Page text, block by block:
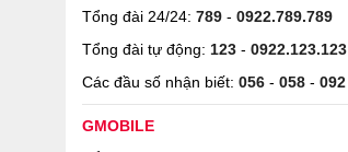
Tổng đài 24/24: 789 - 0922.789.789
Tổng đài tự động: 123 - 0922.123.123
Các đầu số nhận biết: 056 - 058 - 092
GMOBILE